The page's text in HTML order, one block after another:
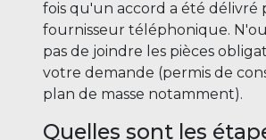
fois qu'un accord a été délivré
fournisseur téléphonique.
pas de joindre les pièces
votre demande (permis de
plan de masse notamment).
Quelles sont les